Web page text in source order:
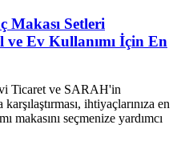
Makası Setleri
ve Ev Kullanımı İçin En
Ticaret ve SARAH'in
ihtiyaçlarınıza en
makasını seçmenize yardımcı